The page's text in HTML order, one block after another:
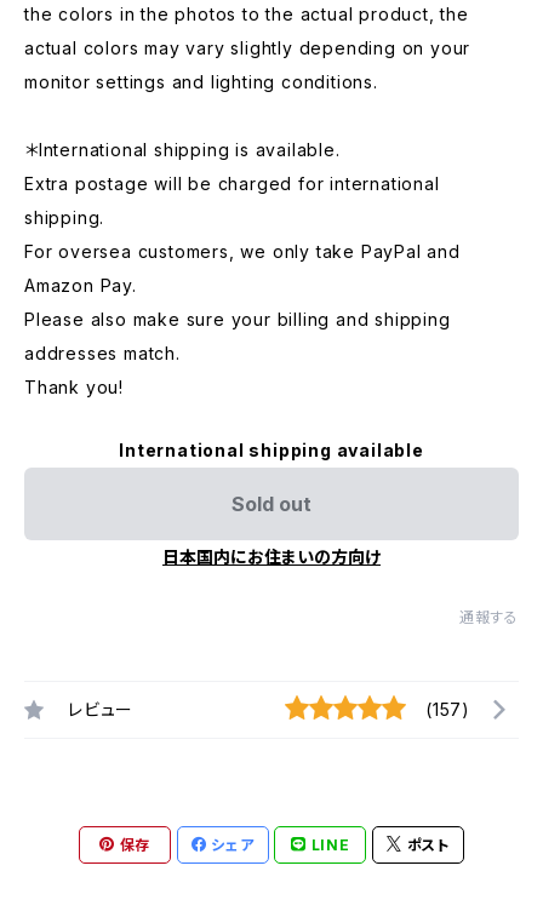
the colors in the photos to the actual product, the
actual colors may vary slightly depending on your
monitor settings and lighting conditions.
＊International shipping is available.
Extra postage will be charged for international
shipping.
For oversea customers, we only take PayPal and
Amazon Pay.
Please also make sure your billing and shipping
addresses match.
Thank you!
International shipping available
Sold out
日本国内にお住まいの方向け
通報する
レビュー (157)
保存 シェア LINE ポスト